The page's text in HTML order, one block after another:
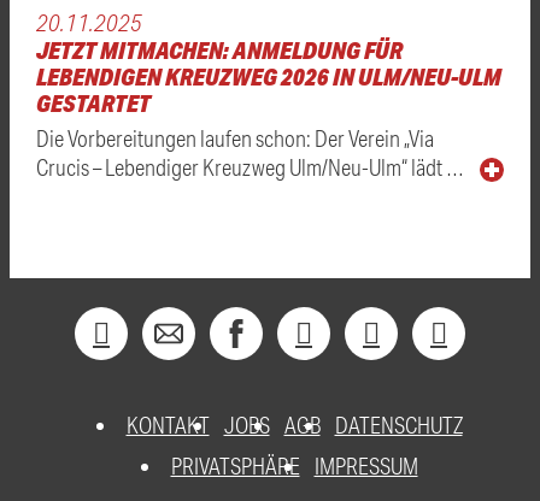
20.11.2025
JETZT MITMACHEN: ANMELDUNG FÜR
LEBENDIGEN KREUZWEG 2026 IN ULM/NEU-ULM
GESTARTET
Die Vorbereitungen laufen schon: Der Verein „Via
Crucis – Lebendiger Kreuzweg Ulm/Neu-Ulm“ lädt …
KONTAKT JOBS AGB DATENSCHUTZ
PRIVATSPHÄRE
IMPRESSUM